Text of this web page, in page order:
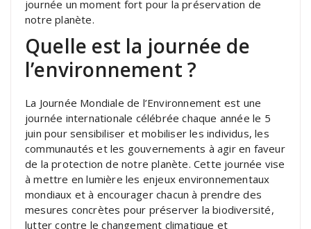
journée un moment fort pour la préservation de
notre planète.
Quelle est la journée de
l’environnement ?
La Journée Mondiale de l’Environnement est une
journée internationale célébrée chaque année le 5
juin pour sensibiliser et mobiliser les individus, les
communautés et les gouvernements à agir en faveur
de la protection de notre planète. Cette journée vise
à mettre en lumière les enjeux environnementaux
mondiaux et à encourager chacun à prendre des
mesures concrètes pour préserver la biodiversité,
lutter contre le changement climatique et